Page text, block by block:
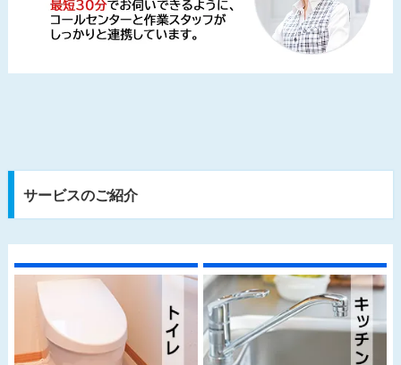
サービスのご紹介